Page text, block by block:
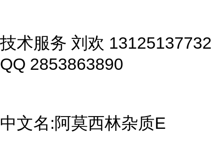
技术服务 刘欢 13125137732
QQ 2853863890
中文名:阿莫西林杂质E